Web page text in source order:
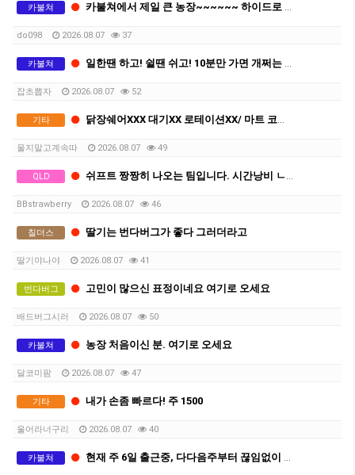
카불쳐 카불쳐에서 제일 큰 농장~~~~~~ 하이드로 테이블 탑~~~~~~~``
do098 2026.08.07 37
카불쳐 일한땐 하고! 쉴땐 쉬고! 10분만 가면 개쩌는 바닷가 있는 숙소
잡초뽑자 2026.08.07 52
기타 닭장쉐어XXX 대기XX 로테이션XX/ 마트 코앞/ 숙소컨디션 최상
울지말고계속따 2026.08.07 49
QLD 쉬프트 짱짱히 나오는 팀입니다. 시간낭비 ㄴㄴ
BBstrawberry 2026.08.07 46
칠더스 딸기는 번다버그가 좋다 그러더라고
딸기야나야 2026.08.07 41
번다버그 고민이 많으신 표정이네요 여기로 오세요
배드버그시러 2026.08.07 50
카불쳐 농장 처음이신 분. 여기로 오세요
달코미팜 2026.08.07 47
기타 내가 손좀 빠르다! 주 1500
울어라너구리 2026.08.07 40
카불쳐 현재 주 6일 출근중, 다다음주부터 끊임없이 쉬프트 나옵니다.